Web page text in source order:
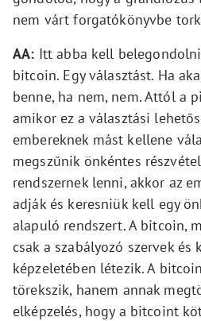
nem várt forgatókönyvbe
AA: Itt abba kell
bitcoin. Egy választást. Ha
benne, ha nem, nem. Attól a
amikor ez a választási
embereknek mást kellene
megszűnik önkéntes
rendszernek lenni, akkor az
adják és keresniük kell egy
alapuló rendszert. A bitcoin,
csak a szabályozó szervek
képzeletében létezik. A
törekszik, hanem annak
elképzelés, hogy a bitcoint